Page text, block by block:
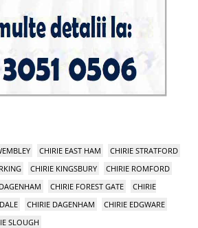
CHIRIE EAST HAM
CHIRIE STRATFORD
CHIRIE KINGSBURY
CHIRIE ROMFORD
CHIRIE FOREST GATE
CHIRIE
CHIRIE DAGENHAM
CHIRIE EDGWARE
SLOUGH